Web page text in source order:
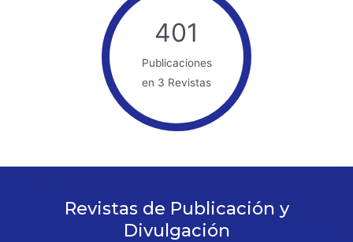
401
Publicaciones
en 3 Revistas
Revistas de Publicación y
Divulgación